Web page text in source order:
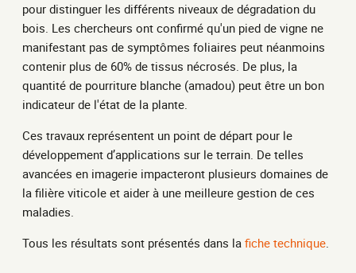
pour distinguer les différents niveaux de dégradation du
bois. Les chercheurs ont confirmé qu'un pied de vigne ne
manifestant pas de symptômes foliaires peut néanmoins
contenir plus de 60% de tissus nécrosés. De plus, la
quantité de pourriture blanche (amadou) peut être un bon
indicateur de l'état de la plante.
Ces travaux représentent un point de départ pour le
développement d’applications sur le terrain. De telles
avancées en imagerie impacteront plusieurs domaines de
la filière viticole et aider à une meilleure gestion de ces
maladies.
Tous les résultats sont présentés dans la fiche technique.